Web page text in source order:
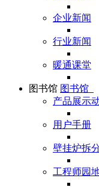
企业新闻
行业新闻
暖通课堂
图书馆 图书馆
产品展示
用户手册
壁挂炉拆
工程师园